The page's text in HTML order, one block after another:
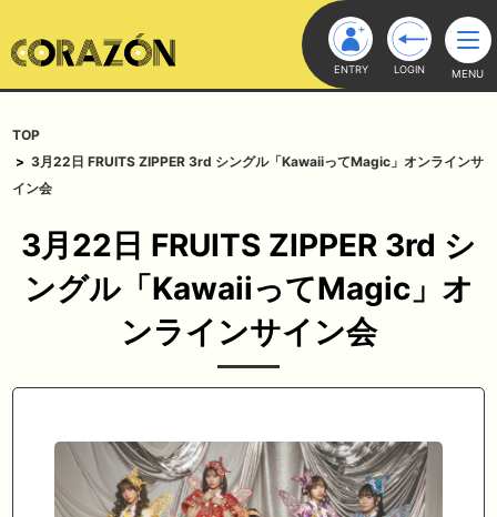
ENTRY LOGIN MENU
TOP
3月22日 FRUITS ZIPPER 3rd シングル「KawaiiってMagic」オンラインサ
イン会
3月22日 FRUITS ZIPPER 3rd シ
ングル「KawaiiってMagic」オ
ンラインサイン会